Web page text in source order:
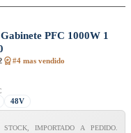
PFC 1000W 1
#4 mas vendido
48V
IMPORTADO A PEDIDO.